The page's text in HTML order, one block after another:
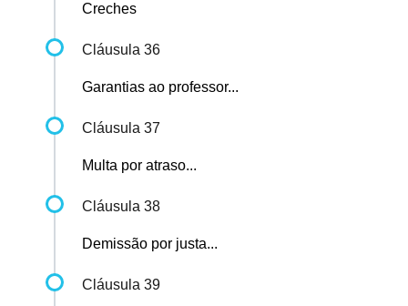
Creches
Cláusula 36
Garantias ao professor...
Cláusula 37
Multa por atraso...
Cláusula 38
Demissão por justa...
Cláusula 39